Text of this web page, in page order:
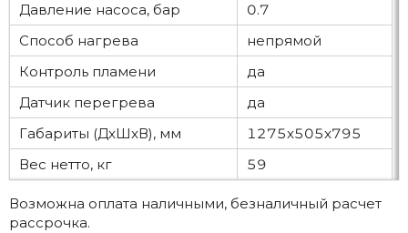
Давление насоса, бар
0.7
Способ нагрева
непрямой
Контроль пламени
да
Датчик перегрева
да
Габариты (ДxШxВ), мм
1275x505x795
Вес нетто, кг
59
Возможна оплата наличными, безналичный расчет
рассрочка.